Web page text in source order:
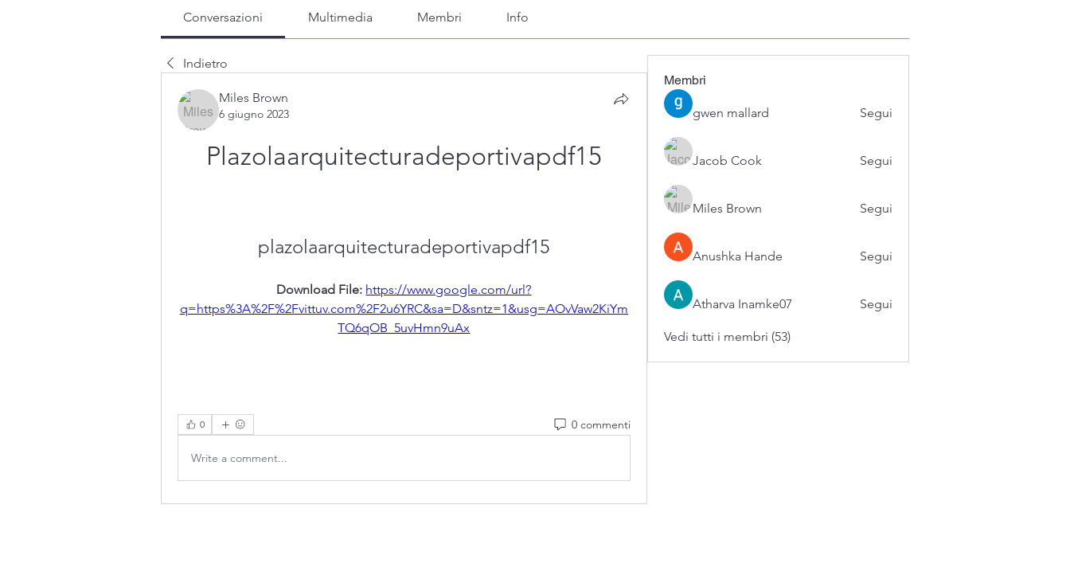
Conversazioni Multimedia Membri Info
Indietro
Miles Brown
6 giugno 2023
Plazolaarquitecturadeportivapdf15
plazolaarquitecturadeportivapdf15
Download File: https://www.google.com/url?
q=https%3A%2F%2Fvittuv.com%2F2u6YRC&sa=D&sntz=1&usg=AOvVaw2KiYm
TQ6qOB_5uvHmn9uAx
0 0 commenti
Write a comment...
Membri
gwen mallard Segui
Jacob Cook Segui
Miles Brown Segui
Anushka Hande Segui
Atharva Inamke07 Segui
Vedi tutti i membri (53)